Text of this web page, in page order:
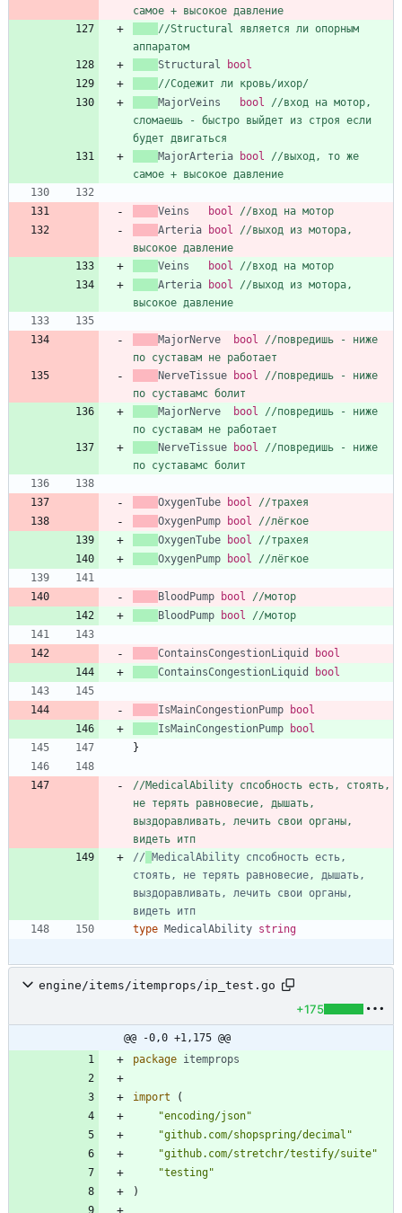
самое + высокое давление
//Structural является ли опорным
аппаратом
Structural
bool
//Содежит ли кровь/ихор/
MajorVeins
bool
//вход на мотор,
сломаешь - быстро выйдет из строя если
будет двигаться
MajorArteria
bool
//выход, то же
самое + высокое давление
Veins bool
//вход на мотор
Arteria
bool
//выход из мотора,
высокое давление
Veins
bool
//вход на мотор
Arteria
bool
//выход из мотора,
высокое давление
MajorNerve bool
//повредишь - ниже
по суставам не работает
NerveTissue
bool
//повредишь - ниже
по суставамс болит
MajorNerve
bool
//повредишь - ниже
по суставам не работает
NerveTissue
bool
//повредишь - ниже
по суставамс болит
OxygenTube bool
//трахея
OxygenPump
bool
//лёгкое
OxygenTube
bool
//трахея
OxygenPump
bool //лёгкое
BloodPump bool
//мотор
BloodPump
bool //мотор
ContainsCongestionLiquid
bool
ContainsCongestionLiquid
bool
IsMainCongestionPump
bool
IsMainCongestionPump
bool
}
//MedicalAbility спсобность есть, стоять,
не терять равновесие, дышать,
выздоравливать, лечить свои органы,
видеть итп
//
MedicalAbility спсобность есть,
стоять, не терять равновесие, дышать,
выздоравливать, лечить свои органы,
видеть итп
type MedicalAbility string
engine/items/itemprops/ip_test.go
+175
@@ -0,0 +1,175 @@
package itemprops
import
(
"encoding/json"
"github.com/shopspring/decimal"
"github.com/stretchr/testify/suite"
"testing"
)